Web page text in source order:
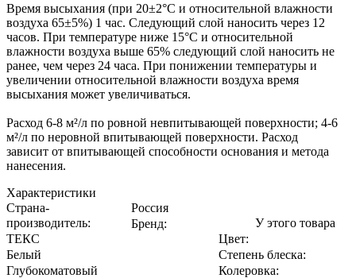
Время высыхания (при 20±2°С и относительной влажности
воздуха 65±5%) 1 час. Следующий слой наносить через 12
часов. При температуре ниже 15°С и относительной
влажности воздуха выше 65% следующий слой наносить не
ранее, чем через 24 часа. При понижении температуры и
увеличении относительной влажности воздуха время
высыхания может увеличиваться.
Расход 6-8 м²/л по ровной невпитывающей поверхности; 4-6
м²/л по неровной впитывающей поверхности. Расход
зависит от впитывающей способности основания и метода
нанесения.
Характеристики
Страна-
производитель:
Россия
Бренд:
ТЕКС
Цвет:
Белый
Степень блеска:
Глубокоматовый
Колеровка:
У этого товара